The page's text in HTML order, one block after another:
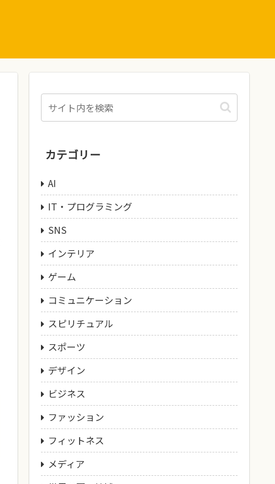
カテゴリー
AI
IT・プログラミング
SNS
インテリア
ゲーム
コミュニケーション
スピリチュアル
スポーツ
デザイン
ビジネス
ファッション
フィットネス
メディア